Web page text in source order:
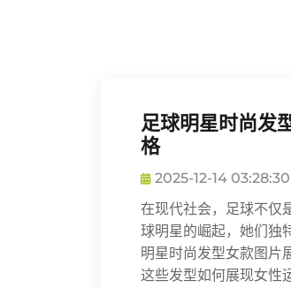
足球明星时尚发
格
2025-12-14 03:28:30
在现代社会，足球不仅
球明星的崛起，她们独
明星时尚发型女款图片
这些发型如何展现女性